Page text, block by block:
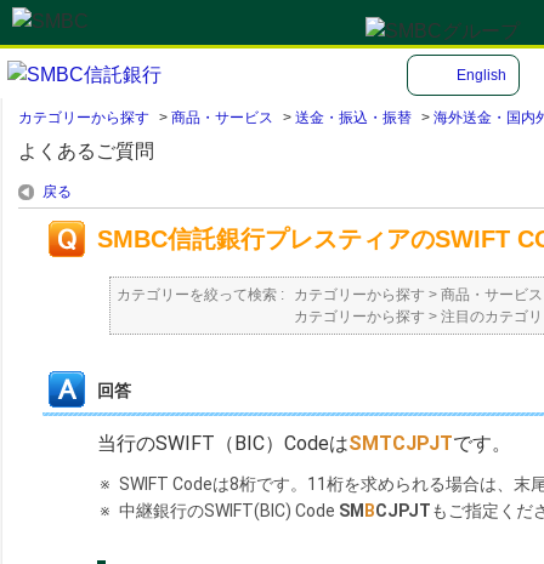
English
カテゴリーから探す > 商品・サービス > 送金・振込・振替 > 海外送金・国内
よくあるご質問
戻る
SMBC信託銀行プレスティアのSWIFT
カテゴリーを絞って検索 : カテゴリーから探す > 商品・サービス
カテゴリーから探す > 注目のカテゴ
回答
当行のSWIFT（BIC）CodeはSMTCJPJTです。
※ SWIFT Codeは8桁です。11桁を求められる場合は、
※ 中継銀行のSWIFT(BIC) Code SM BCJPJTもご指定くだ